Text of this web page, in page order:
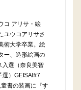
コ アリサ・絵
ユウコアリサさ
術大学卒業。絵
ー、造形絵画の
入選（奈良美智
選）GEISAI#7
書の装画に『す